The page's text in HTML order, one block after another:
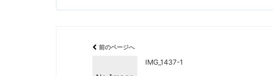
前のページへ
IMG_1437-1